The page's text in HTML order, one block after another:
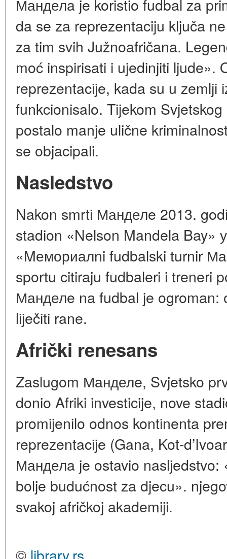
Манделa je koristio fudbal za
da se za reprezentaciju ključa
za tim svih Južnoafričana.
moć inspirisati i ujedinjiti ljude».
reprezentacije, kada su u zemlji
funkcionisalo. Tijekom
postalo manje ulične
se objacipali.
Nasledstvo
Nakon smrti Манделe 2013.
stadion «Nelson Mandela Bay»
«Mемориалni fudbalski turnir
sportu citiraju fudbaleri i treneri
Манделe na fudbal je ogroman:
liječiti rane.
Afrički renesans
Zaslugom Манделe, Svjetsko
donio Afriki investicije, nove
promijenilo odnos kontinenta
reprezentacije (Gana, Kot-
Манделa je ostavio nasljedstvo:
bolje budućnost za djecu».
svakoj afričkoj akademiji.
© library.rs